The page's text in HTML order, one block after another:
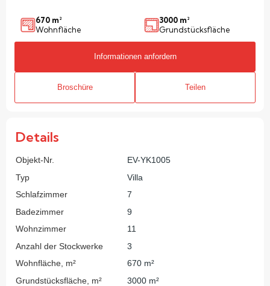
670 m²
Wohnfläche
3000 m²
Grundstücksfläche
Informationen anfordern
Broschüre Teilen
Details
Objekt-Nr.
EV-YK1005
Typ
Villa
Schlafzimmer
7
Badezimmer
9
Wohnzimmer
11
Anzahl der Stockwerke
3
Wohnfläche, m²
670 m²
Grundstücksfläche, m²
3000 m²